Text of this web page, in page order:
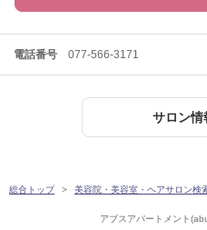
アブスアパートメント
電話番号 077-566-3171
サロン情
総合トップ 美容院・美容室・ヘアサロン検